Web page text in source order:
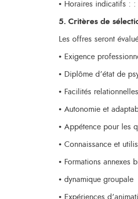
• Horaires indicatifs
5. Critères de
Les offres seront
• Exigence
• Diplôme d’état de
• Facilités relationnelles
• Autonomie et
• Appétence pour les
• Connaissance et
• Formations annexes
• dynamique groupale
• Expériences